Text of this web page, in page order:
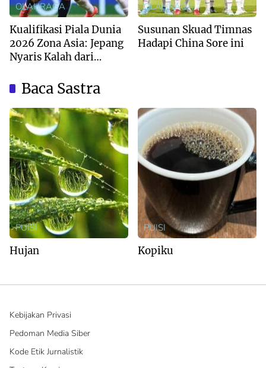
OLAHRAGA
Kualifikasi Piala Dunia
2026 Zona Asia: Jepang
Nyaris Kalah dari
OLAHRAGA
Susunan Skuad Timnas
Hadapi China Sore ini
Baca Sastra
PUISI
Hujan
PUISI
Kopiku
Kebijakan Privasi
Pedoman Media Siber
Kode Etik Jurnalistik